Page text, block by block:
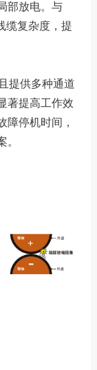
部放电。与
缆复杂度，提
提供多种通道
著提高工作效
障停机时间，
。